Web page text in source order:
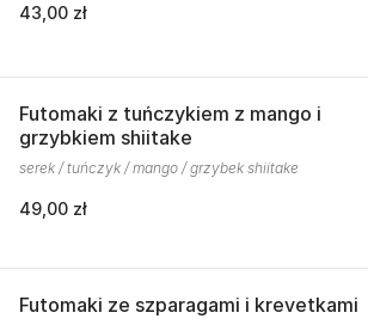
43,00 zł
Futomaki z tuńczykiem z mango i
grzybkiem shiitake
serek / tuńczyk / mango / grzybek shiitake
49,00 zł
Futomaki ze szparagami i krevetkami